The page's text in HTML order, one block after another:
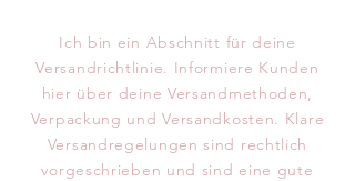
Ich bin ein Abschnitt für deine
Versandrichtlinie. Informiere Kunden
hier über deine Versandmethoden,
Verpackung und Versandkosten. Klare
Versandregelungen sind rechtlich
vorgeschrieben und sind eine gute